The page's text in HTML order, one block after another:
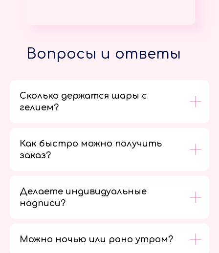
Вопросы и ответы
Сколько держатся шары с
гелием?
Как быстро можно получить
заказ?
Делаете индивидуальные
надписи?
Можно ночью или рано утром?